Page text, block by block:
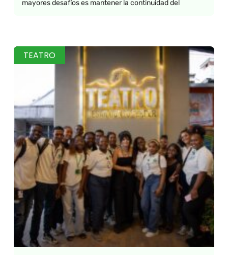
mayores desafíos es mantener la continuidad del
TEATRO